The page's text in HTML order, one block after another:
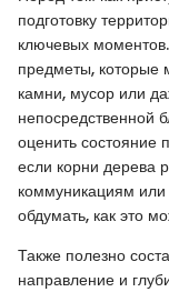
подготовку
ключевых
предметы, которые
камни, мусор или
непосредственной
оценить
если корни дерева
коммуникациям
обдумать, как это
Также полезно
направление и